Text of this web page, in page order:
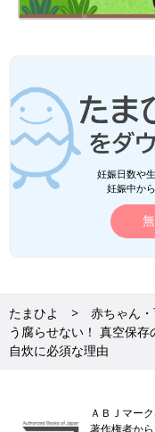
妊娠日数や
妊娠中か
たまひよ 赤ちゃん
う腐らせない！ 真空保
自炊に必須な理由
ＡＢＪマー